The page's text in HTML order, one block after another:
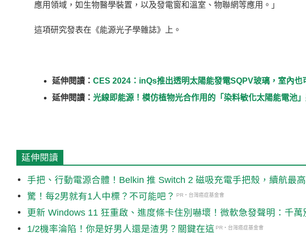
應用領域，如生物醫學裝置，以及發電窗和溫室、物聯網等應用。」
這項研究發表在《能源光子學雜誌》上。
延伸閱讀： CES 2024：inQs推出透明太陽能發電SQPV玻璃，室內也
延伸閱讀： 光線即能源！模仿植物光合作用的「染料敏化太陽能電池
延伸閱讀
手把、行動電源合體！Belkin 推 Switch 2 磁吸充電手把殼，續航最
驚！每2男就有1人中標？不可能吧？
PR・台灣癌症基金會
更新 Windows 11 狂重啟、進度條卡住別嚇壞！微軟急發聲明：千
1/2機率淪陷！你是好男人還是渣男？關鍵在這 PR・台灣癌症基金會